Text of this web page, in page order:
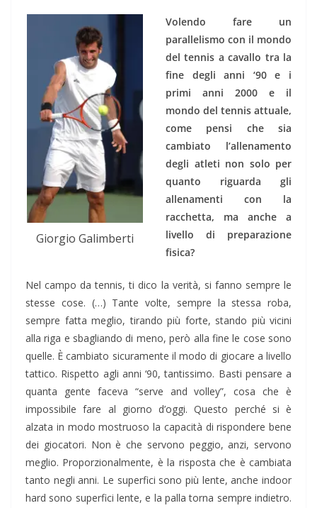
Giorgio Galimberti
Volendo fare un
parallelismo con il mondo
del tennis a cavallo tra la
fine degli anni ‘90 e i
primi anni 2000 e il
mondo del tennis attuale,
come pensi che sia
cambiato l’allenamento
degli atleti non solo per
quanto riguarda gli
allenamenti con la
racchetta, ma anche a
livello di preparazione
fisica?
Nel campo da tennis, ti dico la verità, si fanno sempre le
stesse cose. (…) Tante volte, sempre la stessa roba,
sempre fatta meglio, tirando più forte, stando più vicini
alla riga e sbagliando di meno, però alla fine le cose sono
quelle. È cambiato sicuramente il modo di giocare a livello
tattico. Rispetto agli anni ‘90, tantissimo. Basti pensare a
quanta gente faceva “serve and volley”, cosa che è
impossibile fare al giorno d’oggi. Questo perché si è
alzata in modo mostruoso la capacità di rispondere bene
dei giocatori. Non è che servono peggio, anzi, servono
meglio. Proporzionalmente, è la risposta che è cambiata
tanto negli anni. Le superfici sono più lente, anche indoor
hard sono superfici lente, e la palla torna sempre indietro.